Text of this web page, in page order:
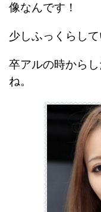
像なんです！
少しふっくらし
卒アルの時からし
ね。